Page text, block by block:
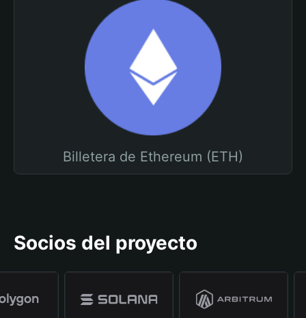
Billetera de Ethereum (ETH)
Socios del proyecto